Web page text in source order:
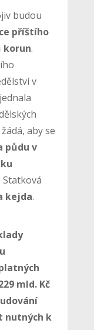
budou
příštího
korun.
v
aby se
půdu v
Statková
kejda.
mld. Kč
nutných k